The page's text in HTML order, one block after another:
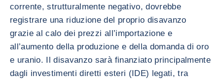
corrente, strutturalmente negativo, dovrebbe
registrare una riduzione del proprio disavanzo
grazie al calo dei prezzi all’importazione e
all’aumento della produzione e della domanda di oro
e uranio. Il disavanzo sarà finanziato principalmente
dagli investimenti diretti esteri (IDE) legati, tra